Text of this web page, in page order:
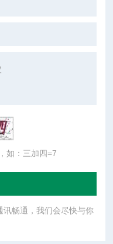
如：三加四=7
讯畅通，我们会尽快与你